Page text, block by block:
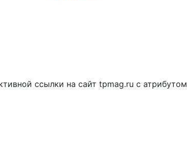
ссылки на сайт tpmag.ru с атрибутом